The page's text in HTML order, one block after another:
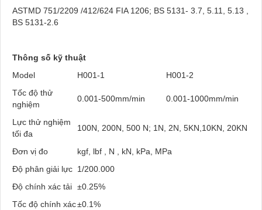
ASTMD 751/2209 /412/624 FIA 1206; BS 5131- 3.7, 5.11, 5.13 ,
BS 5131-2.6
Thông số kỹ thuật
Model
H001-1
H001-2
Tốc độ thử
nghiệm
0.001-500mm/min 0.001-1000mm/min
Lực thử nghiệm
tối đa
100N, 200N, 500 N; 1N, 2N, 5KN,10KN, 20KN
Đơn vị đo
kgf, lbf , N , kN, kPa, MPa
Độ phân giải lực 1/200.000
Độ chính xác tải ±0.25%
Tốc độ chính xác±0.1%